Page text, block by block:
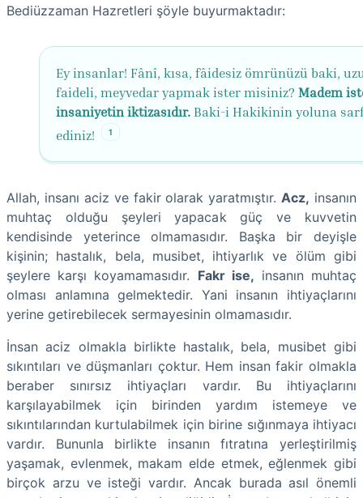
Bediüzzaman Hazretleri şöyle buyurmaktadır:
Ey insanlar! Fânî, kısa, fâidesiz ömrünüzü baki,
faideli, meyvedar yapmak ister misiniz? Madem
insaniyetin iktizasıdır. Baki-i Hakikinin yoluna
ediniz!
1
Allah, insanı aciz ve fakir olarak yaratmıştır.Acz, insanın
muhtaç olduğu şeyleri yapacak güç ve kuvvetin
kendisinde yeterince olmamasıdır. Başka bir deyişle
kişinin; hastalık, bela, musibet, ihtiyarlık ve ölüm gibi
şeylere karşı koyamamasıdır. Fakr ise, insanın muhtaç
olması anlamına gelmektedir. Yani insanın ihtiyaçlarını
yerine getirebilecek sermayesinin olmamasıdır.
İnsan aciz olmakla birlikte hastalık, bela, musibet gibi
sıkıntıları ve düşmanları çoktur. Hem insan fakir olmakla
beraber sınırsız ihtiyaçları vardır. Bu ihtiyaçlarını
karşılayabilmek için birinden yardım istemeye ve
sıkıntılarından kurtulabilmek için birine sığınmaya ihtiyacı
vardır. Bununla birlikte insanın fıtratına yerleştirilmiş
yaşamak, evlenmek, makam elde etmek, eğlenmek gibi
birçok arzu ve isteği vardır. Ancak burada asıl önemli